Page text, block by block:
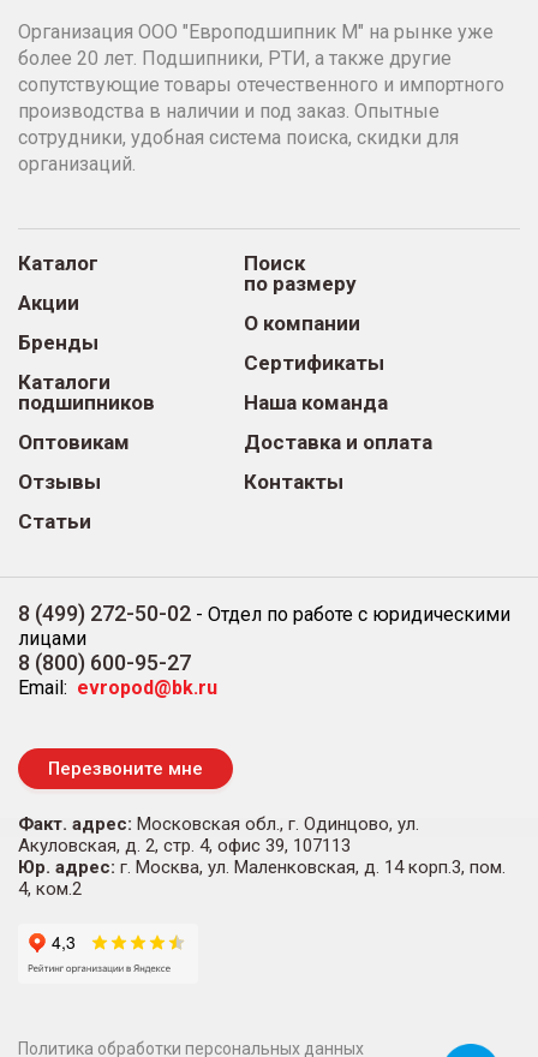
Организация ООО "Европодшипник М" на рынке уже
более 20 лет. Подшипники, РТИ, а также другие
сопутствующие товары отечественного и импортного
производства в наличии и под заказ. Опытные
сотрудники, удобная система поиска, скидки для
организаций.
Каталог
Акции
Бренды
Каталоги
подшипников
Оптовикам
Отзывы
Статьи
Поиск
по размеру
О компании
Сертификаты
Наша команда
Доставка и оплата
Контакты
8 (499) 272-50-02 - Отдел по работе с юридическими
лицами
8 (800) 600-95-27
Email: evropod@bk.ru
Перезвоните мне
Факт. адрес: Московская обл., г. Одинцово, ул.
Акуловская, д. 2, стр. 4, офис 39, 107113
Юр. адрес: г. Москва, ул. Маленковская, д. 14 корп.3, пом.
4, ком.2
Политика обработки персональных данных